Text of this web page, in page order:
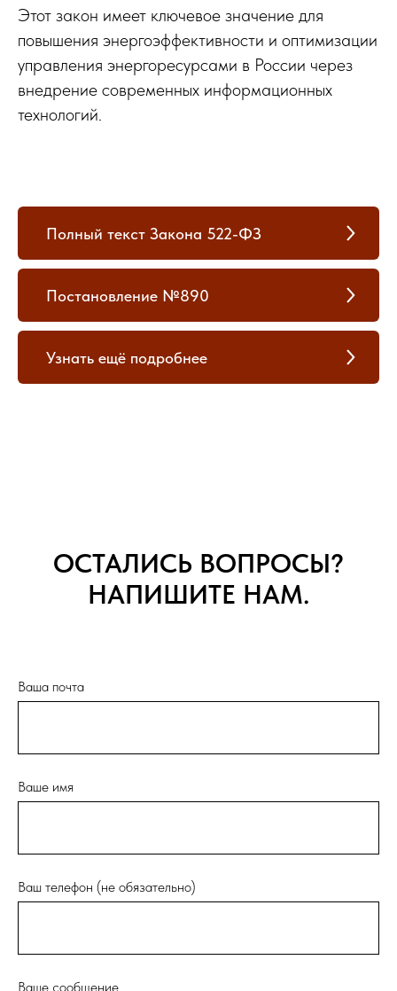
Этот закон имеет ключевое значение для
повышения энергоэффективности и оптимизации
управления энергоресурсами в России через
внедрение современных информационных
технологий.
Полный текст Закона 522-ФЗ
Постановление №890
Узнать ещё подробнее
ОСТАЛИСЬ ВОПРОСЫ?
НАПИШИТЕ НАМ.
Ваша почта
Ваше имя
Ваш телефон (не обязательно)
Ваше сообщение